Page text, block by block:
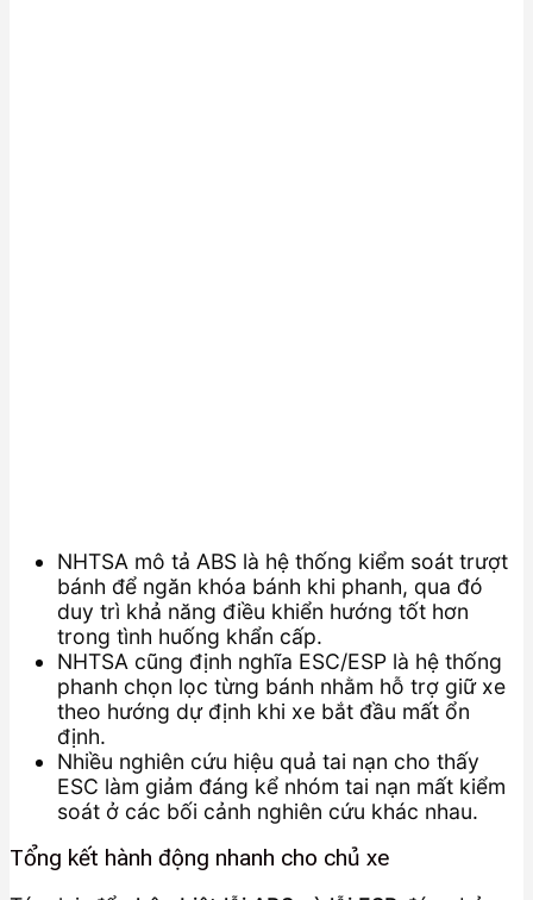
NHTSA mô tả ABS là hệ thống kiểm soát trượt
bánh để ngăn khóa bánh khi phanh, qua đó
duy trì khả năng điều khiển hướng tốt hơn
trong tình huống khẩn cấp.
NHTSA cũng định nghĩa ESC/ESP là hệ thống
phanh chọn lọc từng bánh nhằm hỗ trợ giữ xe
theo hướng dự định khi xe bắt đầu mất ổn
định.
Nhiều nghiên cứu hiệu quả tai nạn cho thấy
ESC làm giảm đáng kể nhóm tai nạn mất kiểm
soát ở các bối cảnh nghiên cứu khác nhau.
Tổng kết hành động nhanh cho chủ xe